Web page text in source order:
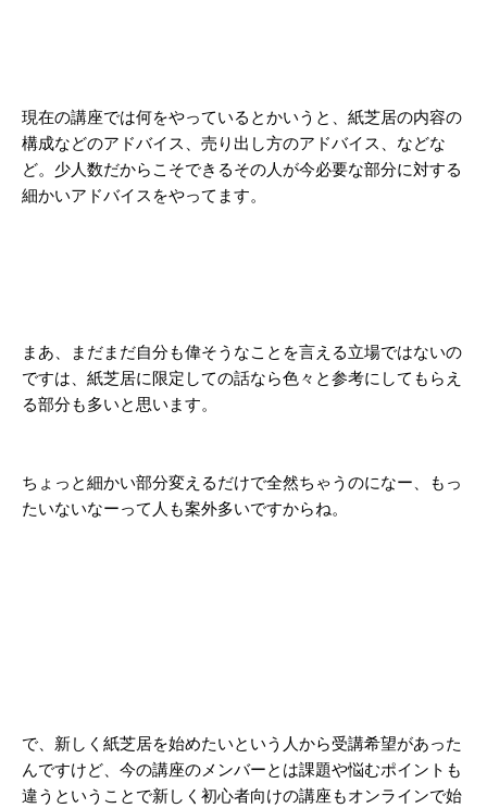
現在の講座では何をやっているとかいうと、紙芝居の内容の
構成などのアドバイス、売り出し方のアドバイス、などな
ど。少人数だからこそできるその人が今必要な部分に対する
細かいアドバイスをやってます。
まあ、まだまだ自分も偉そうなことを言える立場ではないの
ですは、紙芝居に限定しての話なら色々と参考にしてもらえ
る部分も多いと思います。
ちょっと細かい部分変えるだけで全然ちゃうのになー、もっ
たいないなーって人も案外多いですからね。
で、新しく紙芝居を始めたいという人から受講希望があった
んですけど、今の講座のメンバーとは課題や悩むポイントも
違うということで新しく初心者向けの講座もオンラインで始